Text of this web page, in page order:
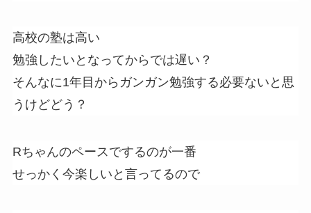
高校の塾は高い
勉強したいとなってからでは遅い？
そんなに1年目からガンガン勉強する必要ないと思
うけどどう？
Rちゃんのペースでするのが一番
せっかく今楽しいと言ってるので